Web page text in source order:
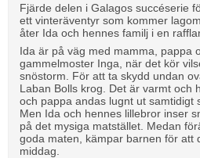
Fjärde delen i Galagos succéserie
ett vinteräventyr som kommer
åter Ida och hennes familj i en
Ida är på väg med mamma, pappa
gammelmoster Inga, när det kör
snöstorm. För att ta skydd undan
Laban Bolls krog. Det är varmt och
och pappa andas lugnt ut samtidigt
Men Ida och hennes lillebror inser
på det mysiga matstället. Medan
goda maten, kämpar barnen för att
middag.